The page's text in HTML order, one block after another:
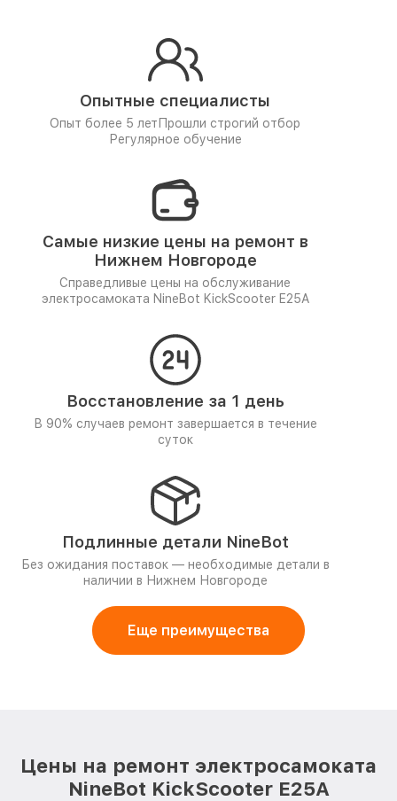
Опытные специалисты
Опыт более 5 лет Прошли строгий отбор
Регулярное обучение
Самые низкие цены на ремонт в
Нижнем Новгороде
Справедливые цены на обслуживание
электросамоката NineBot KickScooter E25A
Восстановление за 1 день
В 90% случаев ремонт завершается в течение
суток
Подлинные детали NineBot
Без ожидания поставок — необходимые детали в
наличии в Нижнем Новгороде
Еще преимущества
Цены на ремонт электросамоката
NineBot KickScooter E25A